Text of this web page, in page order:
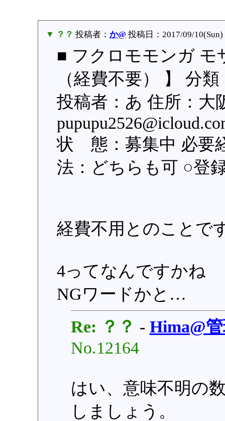
▼ ？？ 投稿者： か@ 投稿日：2017/09/
■ フクロモモンガ
（経費不要） 】 分
投稿者：あ 住所：大
状 態：募集中 必要
法：どちらも可 ○登
経費不用とのことで
4ってなんですかね
NGワードかと…
Re: ？？ - Hima@
No.12164
はい、意味不明の
しましょう。